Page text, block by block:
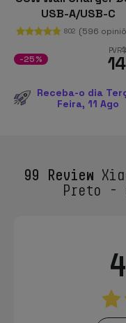
USB-A/USB-C
802 (596
PVR
14
-25%
Receba-o dia
Feira, 11 Ago
99 Review
Preto -